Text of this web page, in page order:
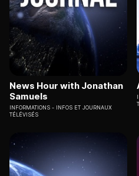
News Hour with Jonathan
Samuels
INFORMATIONS
INFOS ET JOURNAUX
TÉLÉVISÉS